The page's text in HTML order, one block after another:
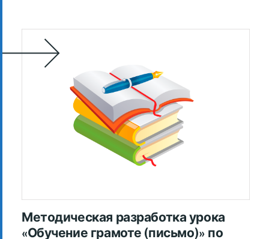
Методическая разработка урока
«Обучение грамоте (письмо)» по